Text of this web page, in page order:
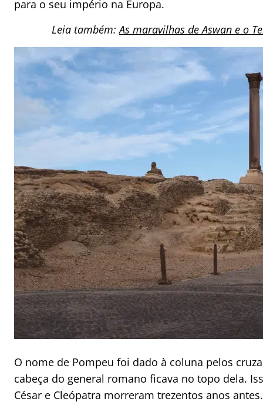
para o seu império na Europa.
Leia também:As maravilhas de Aswan e o
O nome de Pompeu foi dado à coluna pelos
cabeça do general romano ficava no topo dela.
César e Cleópatra morreram trezentos anos antes.